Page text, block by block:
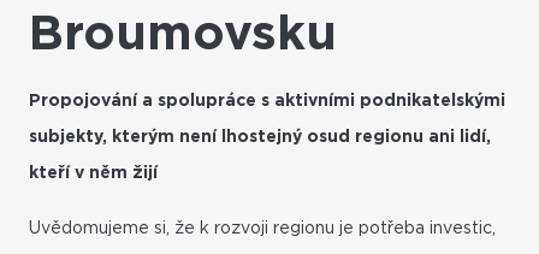
Broumovsku
Propojování a spolupráce s aktivními podnikatelskými
subjekty, kterým není lhostejný osud regionu ani lidí,
kteří v něm žijí
Uvědomujeme si, že k rozvoji regionu je potřeba investic,